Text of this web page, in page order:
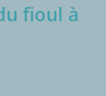
fioul à